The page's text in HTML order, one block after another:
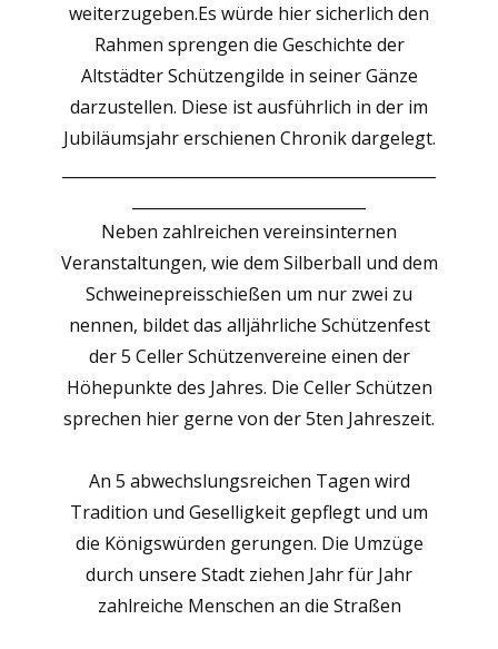
weiterzugeben.Es würde hier sicherlich den
Rahmen sprengen die Geschichte der
Altstädter Schützengilde in seiner Gänze
darzustellen. Diese ist ausführlich in der im
Jubiläumsjahr erschienen Chronik dargelegt.
Neben zahlreichen vereinsinternen
Veranstaltungen, wie dem Silberball und dem
Schweinepreisschießen um nur zwei zu
nennen, bildet das alljährliche Schützenfest
der 5 Celler Schützenvereine einen der
Höhepunkte des Jahres. Die Celler Schützen
sprechen hier gerne von der 5ten Jahreszeit.
An 5 abwechslungsreichen Tagen wird
Tradition und Geselligkeit gepflegt und um
die Königswürden gerungen. Die Umzüge
durch unsere Stadt ziehen Jahr für Jahr
zahlreiche Menschen an die Straßen